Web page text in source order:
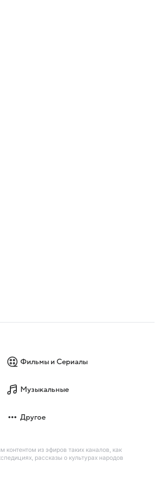
Фильмы и Сериалы
Музыкальные
Другое
из эфиров таких каналов, как
рассказы о культурах народов